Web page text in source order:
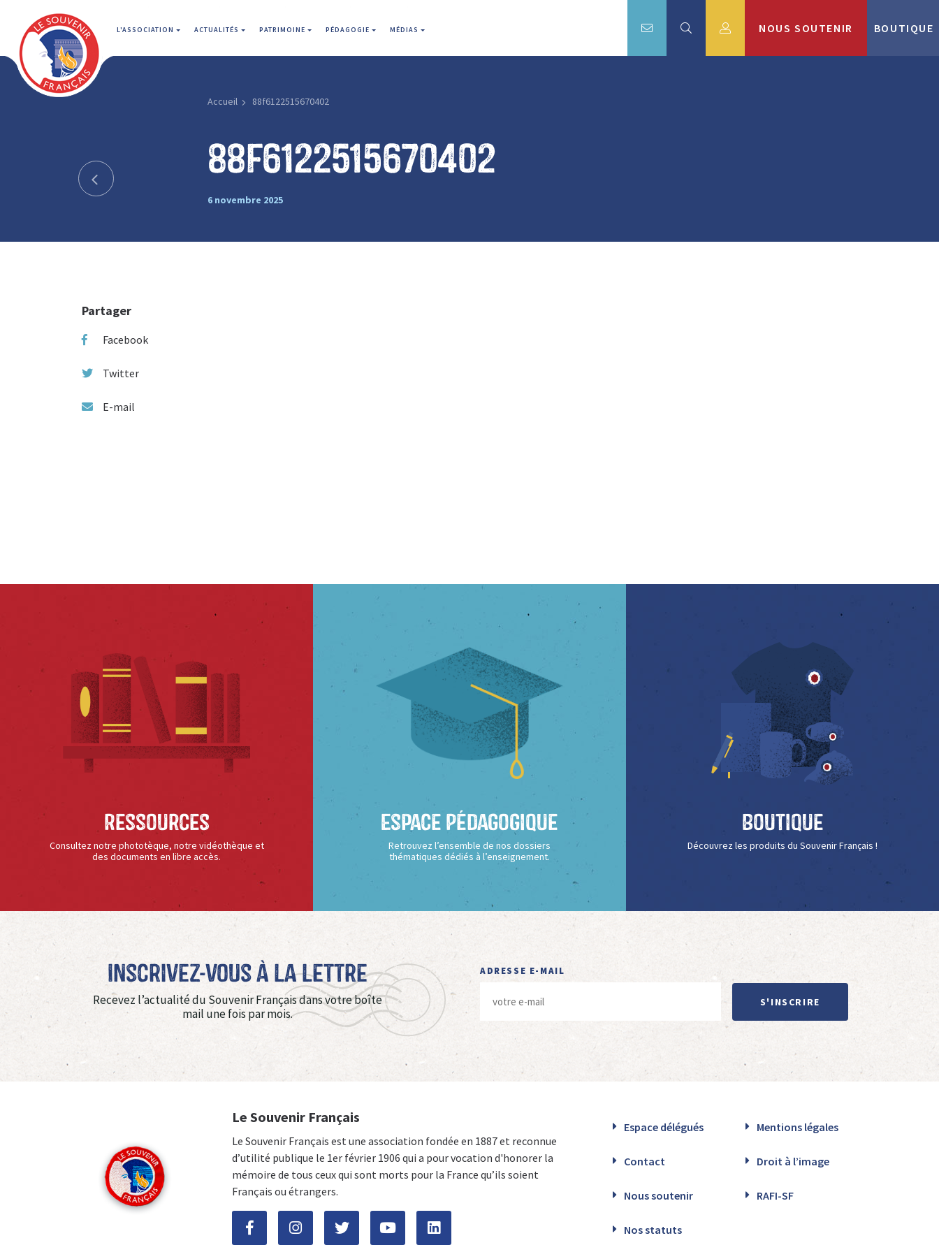
L'ASSOCIATION ACTUALITÉS PATRIMOINE PÉDAGOGIE MÉDIAS NOUS SOUTENIR BOUTIQUE
Accueil 88f6122515670402
88f6122515670402
6 novembre 2025
Partager
Facebook
Twitter
E-mail
Ressources
Consultez notre phototèque, notre vidéothèque et
des documents en libre accès.
Espace Pédagogique
Retrouvez l’ensemble de nos dossiers
thématiques dédiés à l’enseignement.
Boutique
Découvrez les produits du Souvenir Français !
Inscrivez-vous à La Lettre
Recevez l’actualité du Souvenir Français dans votre boîte
mail une fois par mois.
ADRESSE E-MAIL
S'INSCRIRE
Le Souvenir Français
Le Souvenir Français est une association fondée en 1887 et reconnue
d’utilité publique le 1er février 1906 qui a pour vocation d'honorer la
mémoire de tous ceux qui sont morts pour la France qu’ils soient
Français ou étrangers.
Espace délégués Mentions légales
Contact Droit à l’image
Nous soutenir RAFI-SF
Nos statuts